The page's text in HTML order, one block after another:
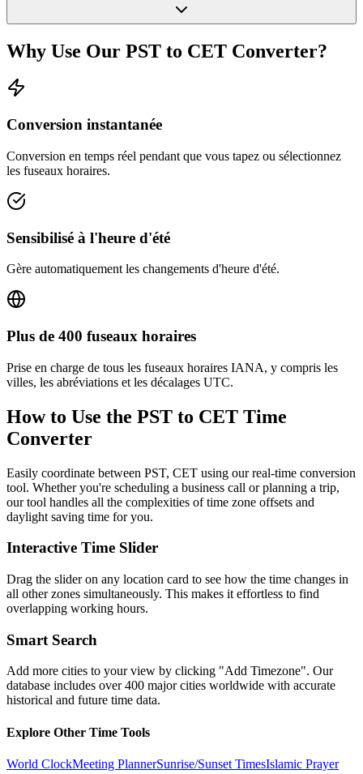
Why Use Our PST to CET Converter?
Conversion instantanée
Conversion en temps réel pendant que vous tapez ou sélectionnez
les fuseaux horaires.
Sensibilisé à l'heure d'été
Gère automatiquement les changements d'heure d'été.
Plus de 400 fuseaux horaires
Prise en charge de tous les fuseaux horaires IANA, y compris les
villes, les abréviations et les décalages UTC.
How to Use the PST to CET Time
Converter
Easily coordinate between PST, CET using our real-time conversion
tool. Whether you're scheduling a business call or planning a trip,
our tool handles all the complexities of time zone offsets and
daylight saving time for you.
Interactive Time Slider
Drag the slider on any location card to see how the time changes in
all other zones simultaneously. This makes it effortless to find
overlapping working hours.
Smart Search
Add more cities to your view by clicking "Add Timezone". Our
database includes over 400 major cities worldwide with accurate
historical and future time data.
Explore Other Time Tools
World ClockMeeting PlannerSunrise/Sunset TimesIslamic Prayer